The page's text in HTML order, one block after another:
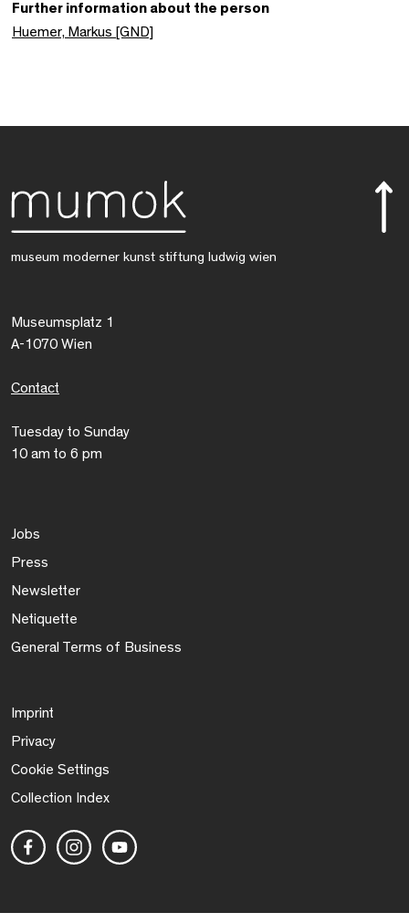
Further information about the person
Huemer, Markus [GND]
museum moderner kunst stiftung ludwig wien
Museumsplatz 1
A-1070 Wien
Contact
Tuesday to Sunday
10 am to 6 pm
Jobs
Press
Newsletter
Netiquette
General Terms of Business
Imprint
Privacy
Cookie Settings
Collection Index